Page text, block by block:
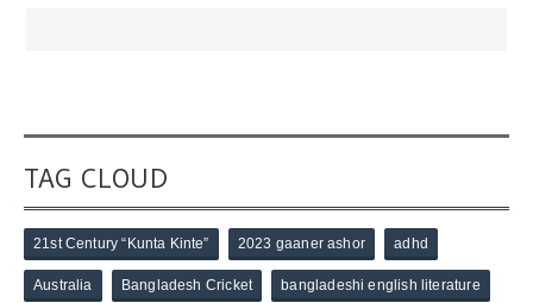
TAG CLOUD
21st Century “Kunta Kinte” 2023 gaaner ashor adhd
Australia Bangladesh Cricket bangladeshi english literature